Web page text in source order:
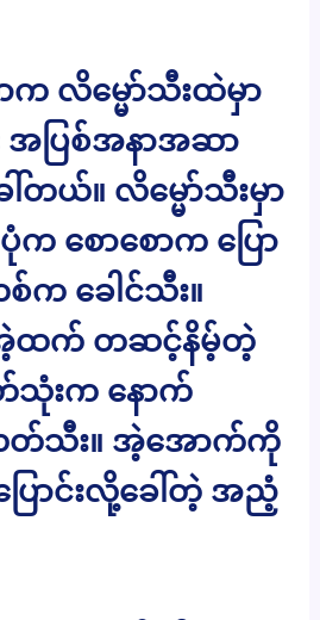
က လိမ္မော်သီးထဲမှာ
အပြစ်အနာအဆာ
တယ်။ လိမ္မော်သီးမှာ
က စောစောက ပြော
ခေါင်သီး။
အဲ့ထက် တဆင့်နိမ့်တဲ့
တ်သုံးက နောက်
သီး။ အဲ့အောက်ကို
ြောင်းလို့ခေါ်တဲ့ အညံ့